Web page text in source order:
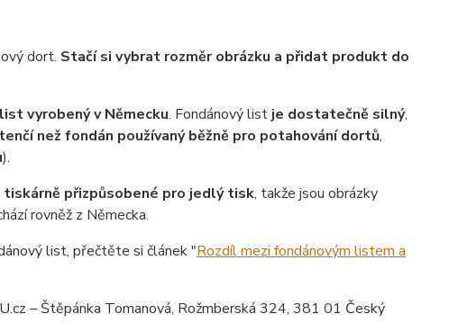
dort. Stačí si vybrat rozměr obrázku a přidat produkt do
vyrobený v Německu. Fondánový list je dostatečně silný,
než fondán používaný běžně pro potahování dortů,
).
tiskárně přizpůsobené pro jedlý tisk, takže jsou obrázky
rovněž z Německa.
list, přečtěte si článek "Rozdíl mezi fondánovým listem a
– Štěpánka Tomanová, Rožmberská 324, 381 01 Český